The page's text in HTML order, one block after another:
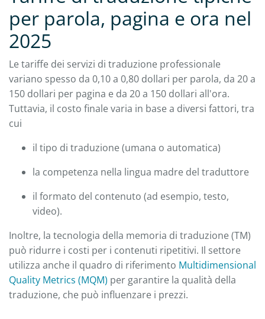
per parola, pagina e ora nel
2025
Le tariffe dei servizi di traduzione professionale
variano spesso da 0,10 a 0,80 dollari per parola, da 20 a
150 dollari per pagina e da 20 a 150 dollari all'ora.
Tuttavia, il costo finale varia in base a diversi fattori, tra
cui
il tipo di traduzione (umana o automatica)
la competenza nella lingua madre del traduttore
il formato del contenuto (ad esempio, testo,
video).
Inoltre, la tecnologia della memoria di traduzione (TM)
può ridurre i costi per i contenuti ripetitivi. Il settore
utilizza anche il quadro di riferimento Multidimensional
Quality Metrics (MQM) per garantire la qualità della
traduzione, che può influenzare i prezzi.